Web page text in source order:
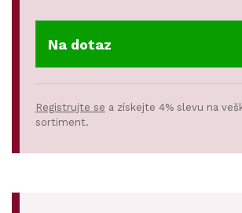
Na dotaz
Registrujte se a získejte 4% slevu na
sortiment.